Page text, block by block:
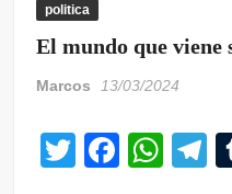
politica
El mundo que
Marcos 13/03/2024
T
F
W
T